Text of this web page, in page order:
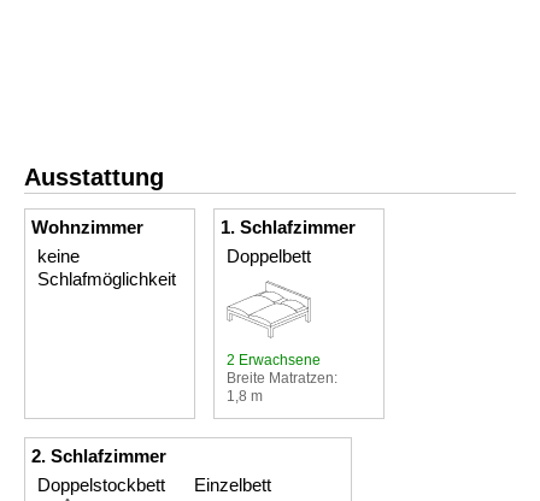
Ausstattung
Wohnzimmer
keine
Schlafmöglichkeit
1. Schlafzimmer
Doppelbett
2 Erwachsene
Breite Matratzen:
1,8 m
2. Schlafzimmer
Doppelstockbett
Einzelbett